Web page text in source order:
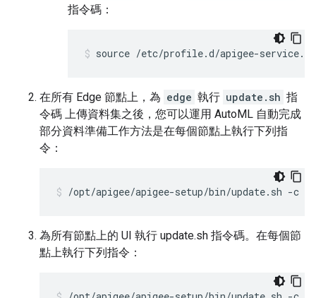
指令碼：
source /etc/profile.d/apigee-service.sh
在所有 Edge 節點上，為 edge 執行 update.sh 指
令碼 上傳資料集之後，您可以運用 AutoML 自動完成
部分資料準備工作方法是在每個節點上執行下列指
令：
/opt/apigee/apigee-setup/bin/update.sh -c
為所有節點上的 UI 執行 update.sh 指令碼。在每個節
點上執行下列指令：